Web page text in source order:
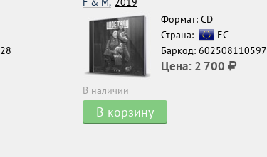
Формат: CD
Страна:
ЕС
Баркод: 602508110597
Цена: 2 700
В наличии
В корзину